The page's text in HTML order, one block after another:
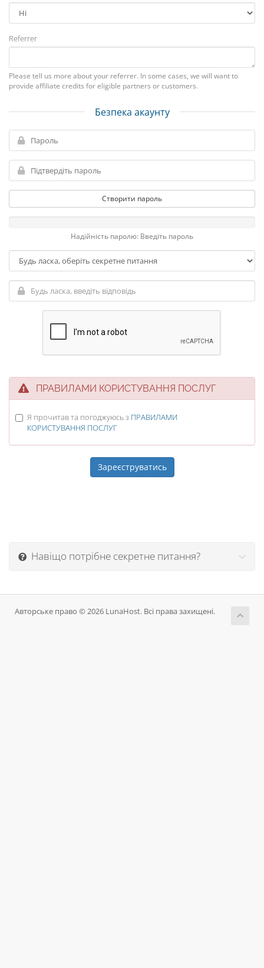
Referrer
Please tell us more about your referrer. In some cases, we will want to
provide affiliate credits for eligible partners or customers.
Безпека акаунту
Створити пароль
Надійність паролю: Введіть пароль
ПРАВИЛАМИ КОРИСТУВАННЯ ПОСЛУГ
Я прочитав та погоджуюсь з ПРАВИЛАМИ
КОРИСТУВАННЯ ПОСЛУГ
Навіщо потрібне секретне питання?
Авторське право © 2026 LunaHost. Всі права захищені.